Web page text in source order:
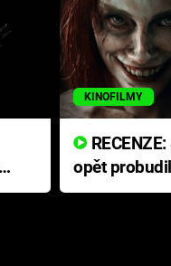
KINOFILMY
opět
přichází s